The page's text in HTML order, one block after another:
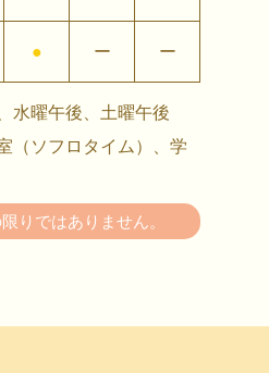
● ー ー
水曜午後、土曜午後
（ソフロタイム）、学
りではありません。